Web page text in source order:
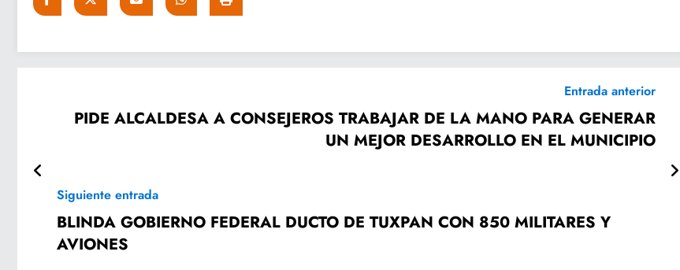
Entrada anterior
PIDE ALCALDESA A CONSEJEROS TRABAJAR DE LA MANO PARA GENERAR
UN MEJOR DESARROLLO EN EL MUNICIPIO
Siguiente entrada
BLINDA GOBIERNO FEDERAL DUCTO DE TUXPAN CON 850 MILITARES Y
AVIONES